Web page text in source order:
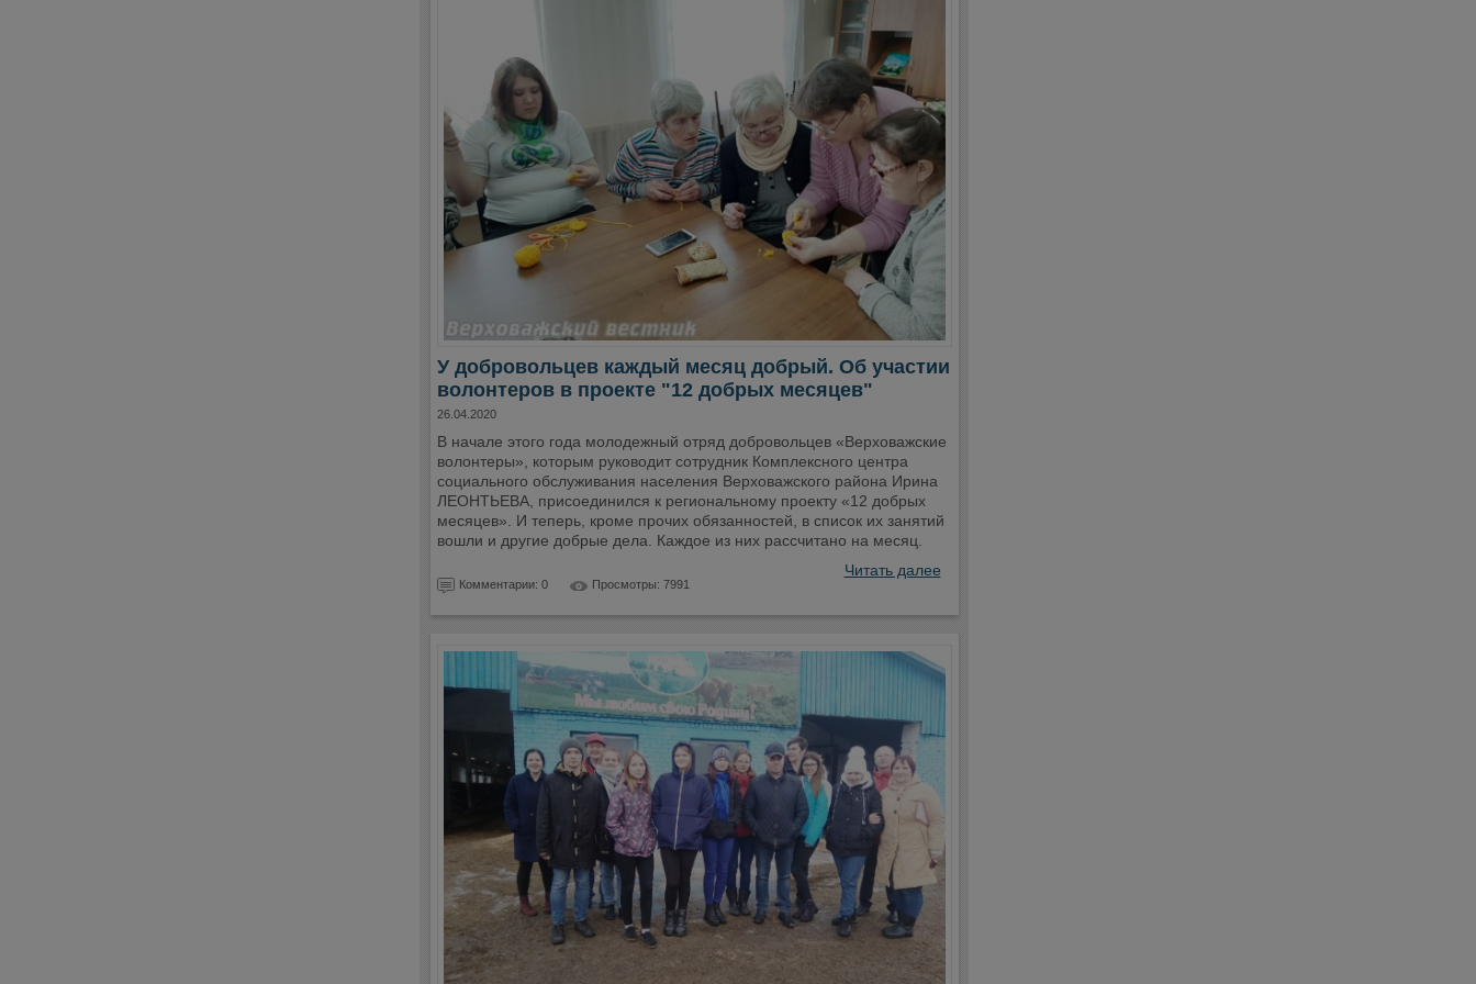
У добровольцев каждый месяц добрый. Об участии
волонтеров в проекте "12 добрых месяцев"
26.04.2020
В начале этого года молодежный отряд добровольцев «Верховажские
волонтеры», которым руководит сотрудник Комплексного центра
социального обслуживания населения Верховажского района Ирина
ЛЕОНТЬЕВА, присоединился к региональному проекту «12 добрых
месяцев». И теперь, кроме прочих обязанностей, в список их занятий
вошли и другие добрые дела. Каждое из них рассчитано на месяц.
Читать далее
Комментарии: 0 Просмотры: 7991